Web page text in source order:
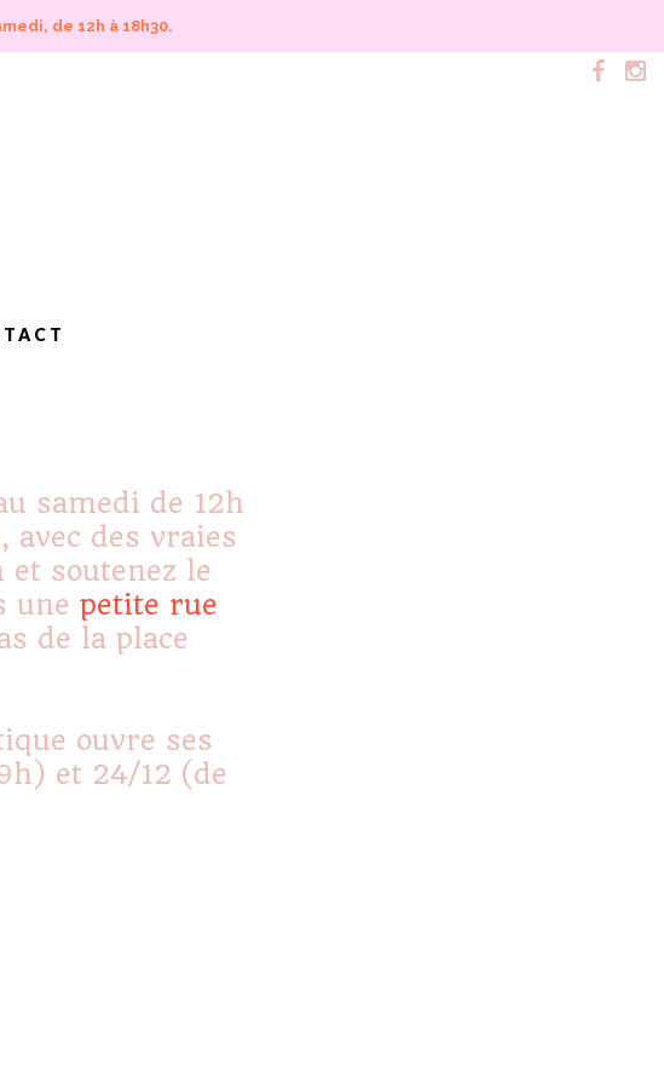
de 12h à 18h30.
samedi de 12h
avec des vraies
et soutenez le
une petite rue
de la place
ouvre ses
et 24/12 (de